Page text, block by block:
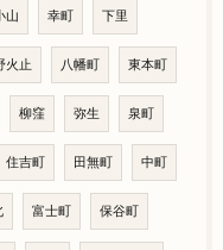
山 幸町 下里
火止 八幡町 東本町
柳窪 弥生 泉町
住吉町 田無町 中町
富士町 保谷町